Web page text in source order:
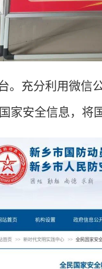
。充分利用微信
家安全信息，将